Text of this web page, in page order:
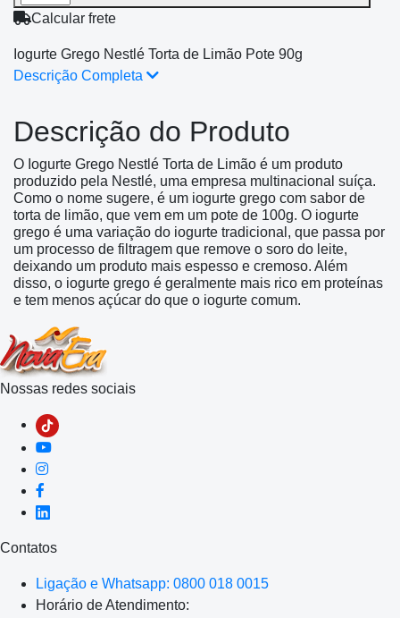
Calcular frete
Iogurte Grego Nestlé Torta de Limão Pote 90g
Descrição Completa
Descrição do Produto
O Iogurte Grego Nestlé Torta de Limão é um produto
produzido pela Nestlé, uma empresa multinacional suíça.
Como o nome sugere, é um iogurte grego com sabor de
torta de limão, que vem em um pote de 100g. O iogurte
grego é uma variação do iogurte tradicional, que passa por
um processo de filtragem que remove o soro do leite,
deixando um produto mais espesso e cremoso. Além
disso, o iogurte grego é geralmente mais rico em proteínas
e tem menos açúcar do que o iogurte comum.
Nossas redes sociais
Contatos
Ligação e Whatsapp: 0800 018 0015
Horário de Atendimento: